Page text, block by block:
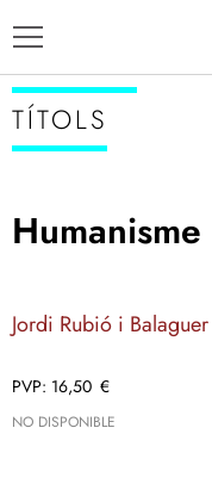
ENSENYAMENT
TÍTOLS
Jordi Rubió i Balaguer
16,50 €
NO DISPONIBLE